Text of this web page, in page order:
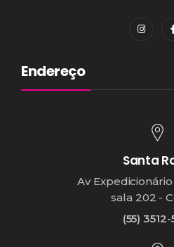
Endereço
Santa
Av
sala 202 -
(55) 3512-